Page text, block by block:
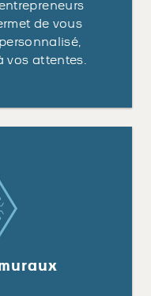
de vous
vos attentes.